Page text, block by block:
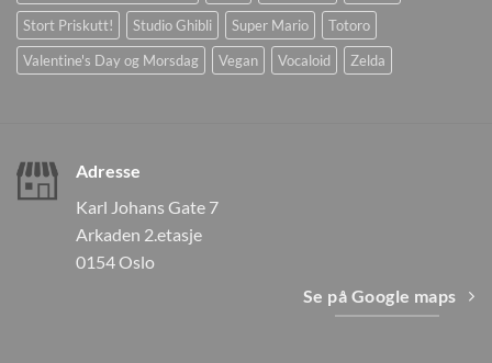
Stort Priskutt!
Studio Ghibli Super Mario
Totoro
Valentine's Day og Morsdag
Vegan Vocaloid Zelda
Adresse
Karl Johans Gate 7
Arkaden 2.etasje
0154 Oslo
Se på Google maps